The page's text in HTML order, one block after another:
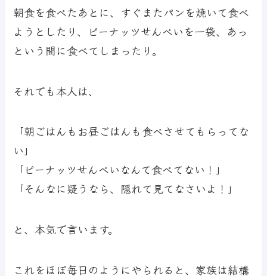
朝食を食べたあとに、すぐまたパンを焼いて食べ
ようとしたり、ピーナッツせんべいを一袋、あっ
という間に食べてしまったり。
それでも本人は、
「朝ごはんもお昼ごはんも食べさせてもらってな
い」
「ピーナッツせんべいなんて食べてない！」
「そんなに疑うなら、隠れて見てなさいよ！」
と、本気で言います。
これをほぼ毎日のようにやられると、家族は結構